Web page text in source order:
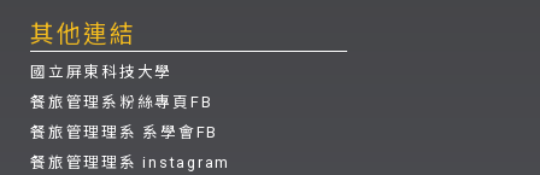
其他連結
國立屏東科技大學
餐旅管理系粉絲專頁FB
餐旅管理理系 系學會FB
餐旅管理理系 instagram